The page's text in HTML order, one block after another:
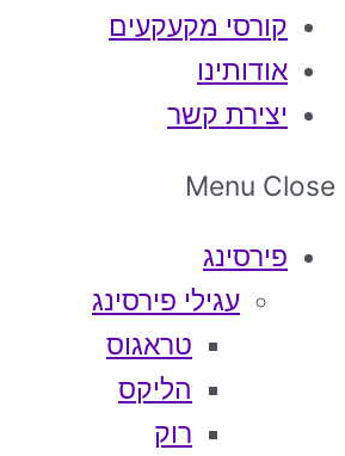
קורסי מקעקעים
אודותינו
יצירת קשר
Menu Close
פירסינג
עגילי פירסינג
טראגוס
הליקס
רוק